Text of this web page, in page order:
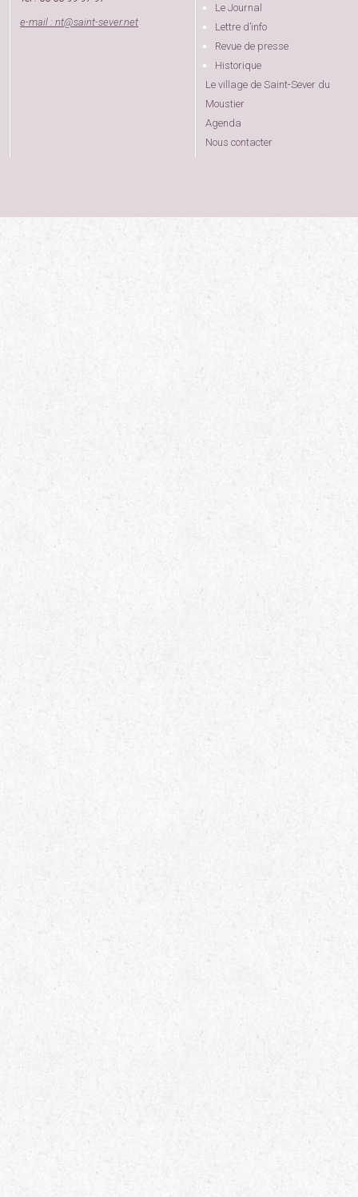
e-mail : nt@saint-sever.net
Le Journal
Lettre d’info
Revue de presse
Historique
Le village de Saint-Sever du
Moustier
Agenda
Nous contacter